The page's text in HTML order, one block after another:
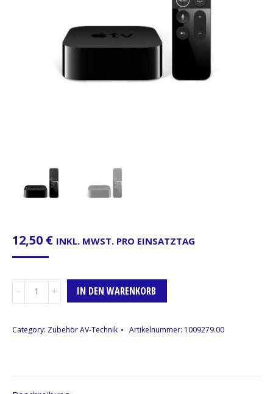
12,50 € INKL. MWST. PRO EINSATZTAG
Mediaplayer
IN DEN WARENKORB
Category: Zubehör AV-Technik Artikelnummer: 1009279.00